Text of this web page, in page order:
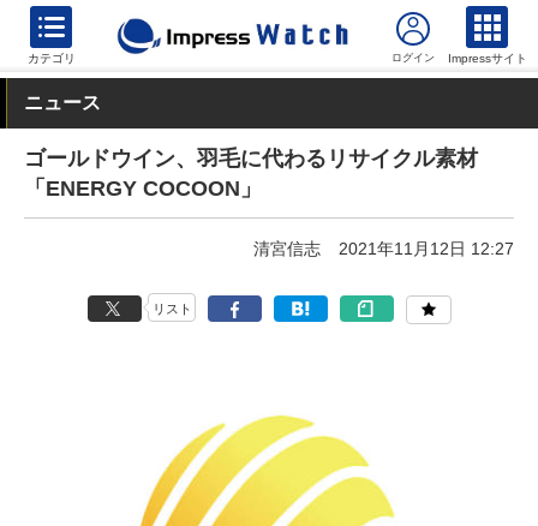
カテゴリ Impressサイト
ニュース
ゴールドウイン、羽毛に代わるリサイクル素材
「ENERGY COCOON」
清宮信志 2021年11月12日 12:27
リスト